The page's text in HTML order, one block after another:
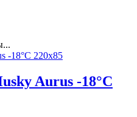
Aurus -18°С